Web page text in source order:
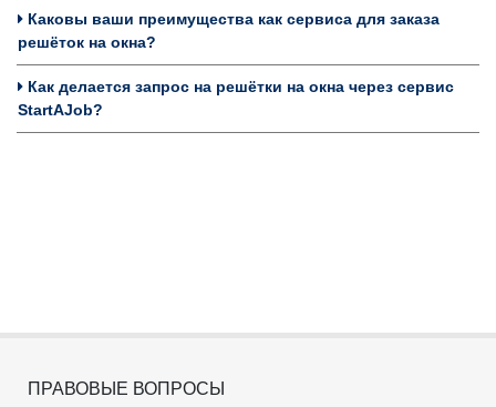
Каковы ваши преимущества как сервиса для заказа
решёток на окна?
Как делается запрос на решётки на окна через сервис
StartAJob?
ПРАВОВЫЕ ВОПРОСЫ